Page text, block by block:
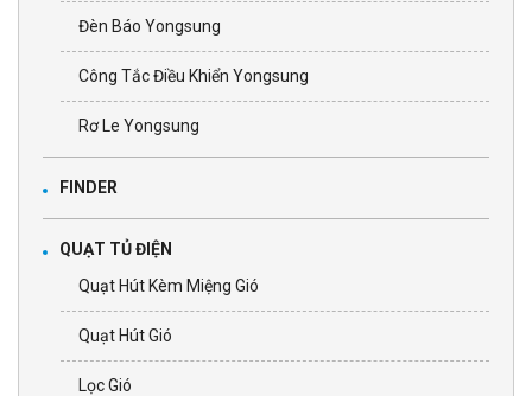
Đèn Báo Yongsung
Công Tắc Điều Khiển Yongsung
Rơ Le Yongsung
FINDER
QUẠT TỦ ĐIỆN
Quạt Hút Kèm Miệng Gió
Quạt Hút Gió
Lọc Gió